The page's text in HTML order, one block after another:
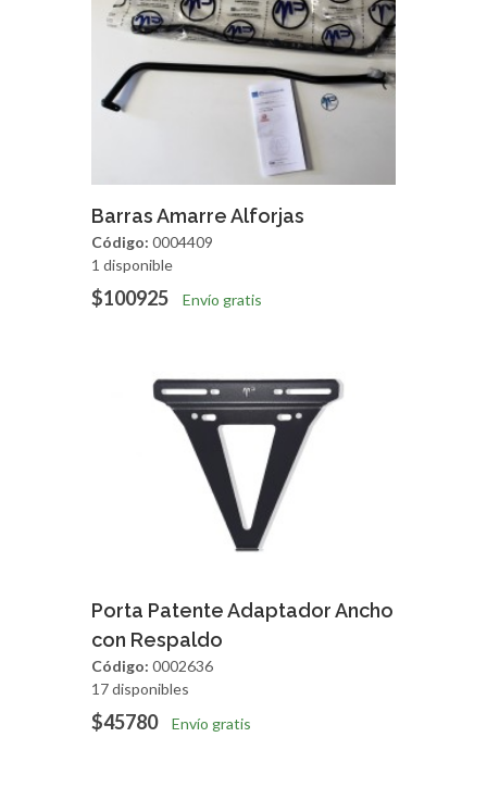
Agregar Vista Rapida
Barras Amarre Alforjas
Código: 0004409
1 disponible
$100925 Envío gratis
Agregar Vista Rapida
Porta Patente Adaptador Ancho
con Respaldo
Código: 0002636
17 disponibles
$45780 Envío gratis